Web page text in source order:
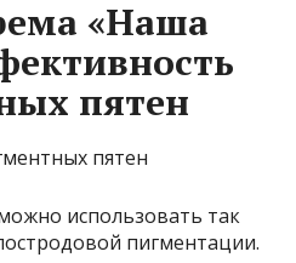
«Наша
пятен
использовать так
пигментации.